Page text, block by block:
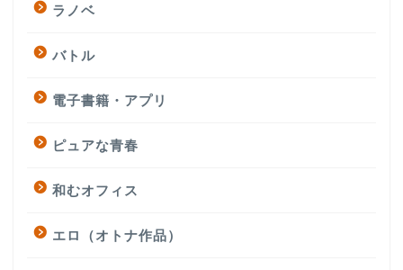
ラノベ
バトル
電子書籍・アプリ
ピュアな青春
和むオフィス
エロ（オトナ作品）